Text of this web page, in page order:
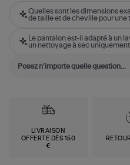
Quelles sont les dimensions
de taille et de cheville pour une
Le pantalon est-il adapté à un
un nettoyage à sec uniquement
LIVRAISON
OFFERTE DÈS 150
€